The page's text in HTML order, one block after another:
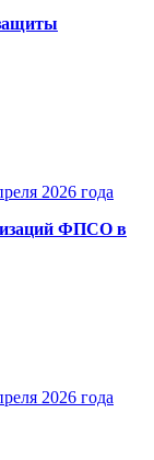
2026 года
ФПСО в
2026 года